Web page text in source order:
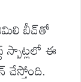
బీచ్‌తో
స్పాట్లలో ఈ